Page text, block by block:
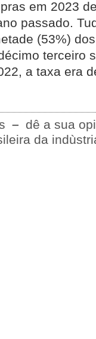
em 2023
passado.
(53%)
terceiro
a taxa era
– dê a sua
da